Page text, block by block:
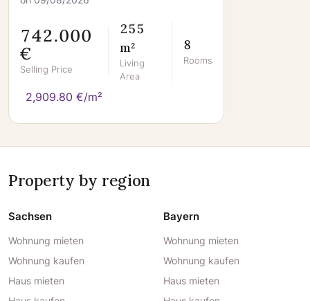
742.000
€
Selling Price
255
m²
Living
Area
8
Rooms
2,909.80 €/m²
Property by region
Sachsen
Wohnung mieten
Wohnung kaufen
Haus mieten
Bayern
Wohnung mieten
Wohnung kaufen
Haus mieten